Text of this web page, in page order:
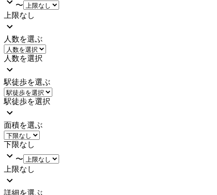
〜
上限なし
人数を選ぶ
人数を選択
駅徒歩を選ぶ
駅徒歩を選択
面積を選ぶ
下限なし
〜
上限なし
詳細を選ぶ